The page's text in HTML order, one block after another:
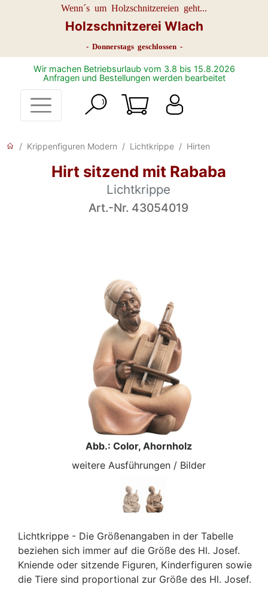
Wenn´s um Holzschnitzereien geht...
Holzschnitzerei Wlach
- Donnerstags geschlossen -
Wir machen Betriebsurlaub vom 3.8 bis 15.8.2026
Anfragen und Bestellungen werden bearbeitet
Krippenfiguren Modern Lichtkrippe Hirten
Hirt sitzend mit Rababa
Lichtkrippe
Art.-Nr. 43054019
Abb.: Color, Ahornholz
weitere Ausführungen / Bilder
Lichtkrippe - Die Größenangaben in der Tabelle
beziehen sich immer auf die Größe des Hl. Josef.
Kniende oder sitzende Figuren, Kinderfiguren sowie
die Tiere sind proportional zur Größe des Hl. Josef.